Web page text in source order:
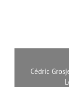
Cédric